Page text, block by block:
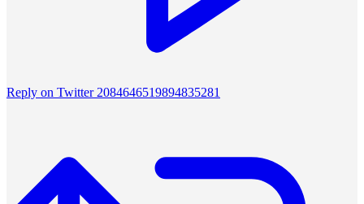
Reply on Twitter 2084646519894835281